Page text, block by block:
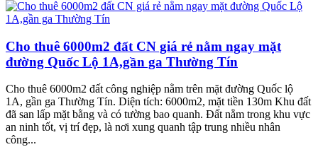
Cho thuê 6000m2 đất CN giá rẻ nằm ngay mặt
đường Quốc Lộ 1A,gần ga Thường Tín
Cho thuê 6000m2 đất công nghiệp nằm trên mặt đường Quốc lộ
1A, gần ga Thường Tín. Diện tích: 6000m2, mặt tiền 130m Khu đất
đã san lấp mặt bằng và có tường bao quanh. Đất nằm trong khu vực
an ninh tốt, vị trí đẹp, là nơi xung quanh tập trung nhiều nhân
công...